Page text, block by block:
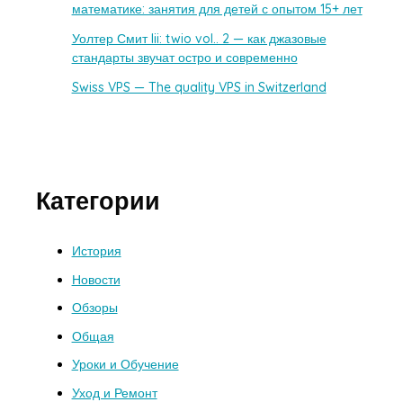
математике: занятия для детей с опытом 15+ лет
Уолтер Смит Iii: twio vol.. 2 — как джазовые
стандарты звучат остро и современно
Swiss VPS — The quality VPS in Switzerland
Категории
История
Новости
Обзоры
Общая
Уроки и Обучение
Уход и Ремонт